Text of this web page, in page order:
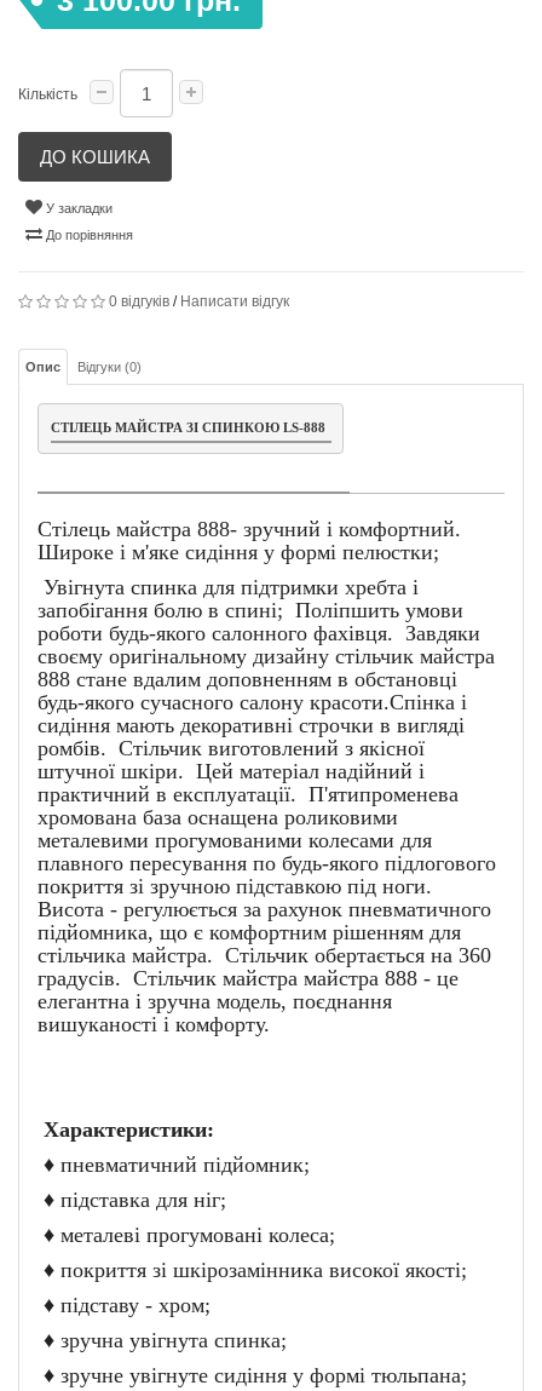
Кількість
ДО КОШИКА
У закладки
До порівняння
0 відгуків / Написати відгук
Опис Відгуки (0)
СТІЛЕЦЬ МАЙСТРА ЗІ СПИНКОЮ LS-888
Стілець майстра 888- зручний і комфортний.
Широке і м'яке сидіння у формі пелюстки;
Увігнута спинка для підтримки хребта і
запобігання болю в спині; Поліпшить умови
роботи будь-якого салонного фахівця. Завдяки
своєму оригінальному дизайну стільчик майстра
888 стане вдалим доповненням в обстановці
будь-якого сучасного салону красоти.Спінка і
сидіння мають декоративні строчки в вигляді
ромбів. Стільчик виготовлений з якісної
штучної шкіри. Цей матеріал надійний і
практичний в експлуатації. П'ятипроменева
хромована база оснащена роликовими
металевими прогумованими колесами для
плавного пересування по будь-якого підлогового
покриття зі зручною підставкою під ноги.
Висота - регулюється за рахунок пневматичного
підйомника, що є комфортним рішенням для
стільчика майстра. Стільчик обертається на 360
градусів. Стільчик майстра майстра 888 - це
елегантна і зручна модель, поєднання
вишуканості і комфорту.
Характеристики:
♦ пневматичний підйомник;
♦ підставка для ніг;
♦ металеві прогумовані колеса;
♦ покриття зі шкірозамінника високої якості;
♦ підставу - хром;
♦ зручна увігнута спинка;
♦ зручне увігнуте сидіння у формі тюльпана;